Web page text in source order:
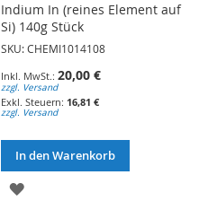
Indium In (reines Element auf
Si) 140g Stück
SKU: CHEMI1014108
20,00 €
zzgl. Versand
16,81 €
zzgl. Versand
In den Warenkorb
ZUR